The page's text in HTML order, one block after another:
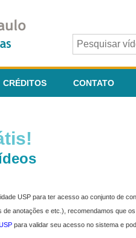
CRÉDITOS CONTATO
USP para ter acesso ao conjunto de
anotações e etc.), recomendamos que
para validar seu acesso no sistema e